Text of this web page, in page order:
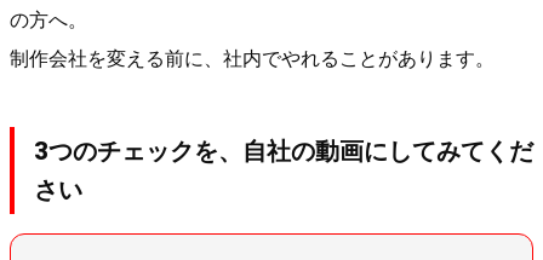
の方へ。
制作会社を変える前に、社内でやれることがあります。
3つのチェックを、自社の動画にしてみてくだ
さい